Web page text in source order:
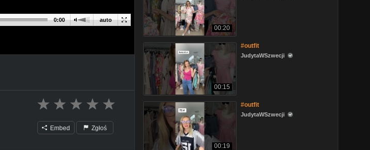
auto
0:00
Embed Zgłoś
00:20
00:15
#outfit
JudytaWSzwecji
00:19
#outfit
JudytaWSzwecji